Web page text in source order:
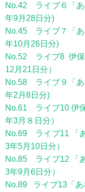
No.42 ライブ６「あ
年9月28日分)
No.45 ライブ７「あ
年10月26日分)
No.52 ライブ8 伊
12月21日分）
No.58 ライブ９「あ
年2月8日分)
No.61 ライブ10 伊
年3月８日分）
No.69 ライブ11 「
3年5月10日分）
No.85 ライブ12 「
3年9月6日分）
No.89 ライブ13「あ